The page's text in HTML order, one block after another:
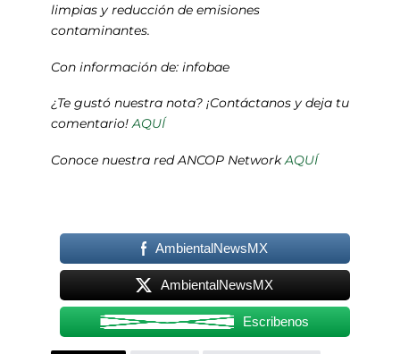
limpias y reducción de emisiones
contaminantes.
Con información de: infobae
¿Te gustó nuestra nota? ¡Contáctanos y deja tu
comentario!AQUÍ
Conoce nuestra red ANCOP NetworkAQUÍ
AmbientalNewsMX
AmbientalNewsMX
Escribenos